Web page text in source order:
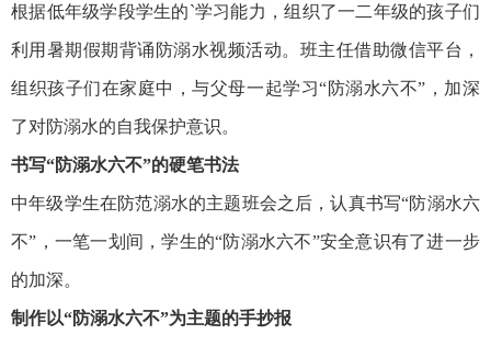
根据低年级学段学生的`学习能力，组织了一二年级的孩子们
利用暑期假期背诵防溺水视频活动。班主任借助微信平台，
组织孩子们在家庭中，与父母一起学习“防溺水六不”，加深
了对防溺水的自我保护意识。
书写“防溺水六不”的硬笔书法
中年级学生在防范溺水的主题班会之后，认真书写“防溺水六
不”，一笔一划间，学生的“防溺水六不”安全意识有了进一步
的加深。
制作以“防溺水六不”为主题的手抄报